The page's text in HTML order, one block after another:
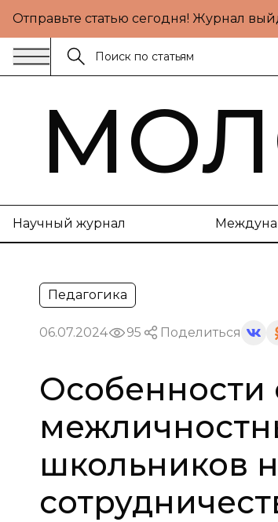
Отправьте статью сегодня! Журнал
Научный журнал
Педагогика
06.07.2024 95 Поделиться
школьников